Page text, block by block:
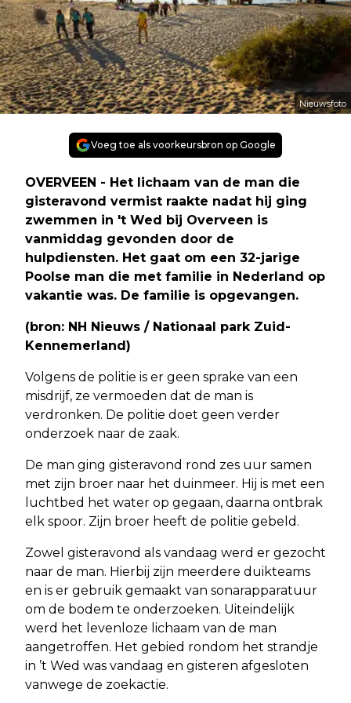
Nieuwsfoto
Voeg toe als voorkeursbron op Google
OVERVEEN - Het lichaam van de man die
gisteravond vermist raakte nadat hij ging
zwemmen in 't Wed bij Overveen is
vanmiddag gevonden door de
hulpdiensten. Het gaat om een 32-jarige
Poolse man die met familie in Nederland op
vakantie was. De familie is opgevangen.
(bron: NH Nieuws / Nationaal park Zuid-
Kennemerland)
Volgens de politie is er geen sprake van een
misdrijf, ze vermoeden dat de man is
verdronken. De politie doet geen verder
onderzoek naar de zaak.
De man ging gisteravond rond zes uur samen
met zijn broer naar het duinmeer. Hij is met een
luchtbed het water op gegaan, daarna ontbrak
elk spoor. Zijn broer heeft de politie gebeld.
Zowel gisteravond als vandaag werd er gezocht
naar de man. Hierbij zijn meerdere duikteams
en is er gebruik gemaakt van sonarapparatuur
om de bodem te onderzoeken. Uiteindelijk
werd het levenloze lichaam van de man
aangetroffen. Het gebied rondom het strandje
in ’t Wed was vandaag en gisteren afgesloten
vanwege de zoekactie.